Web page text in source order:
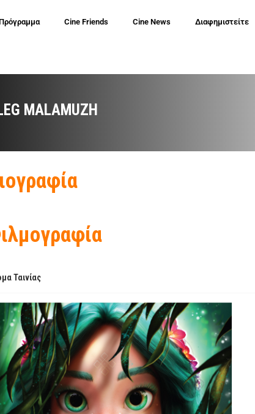
Cine Friends Cine News Διαφημιστείτε
MALAMUZH
Ταινίας